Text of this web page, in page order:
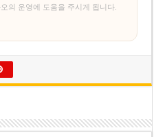
의 운영에 도움을 주시게 됩니다.